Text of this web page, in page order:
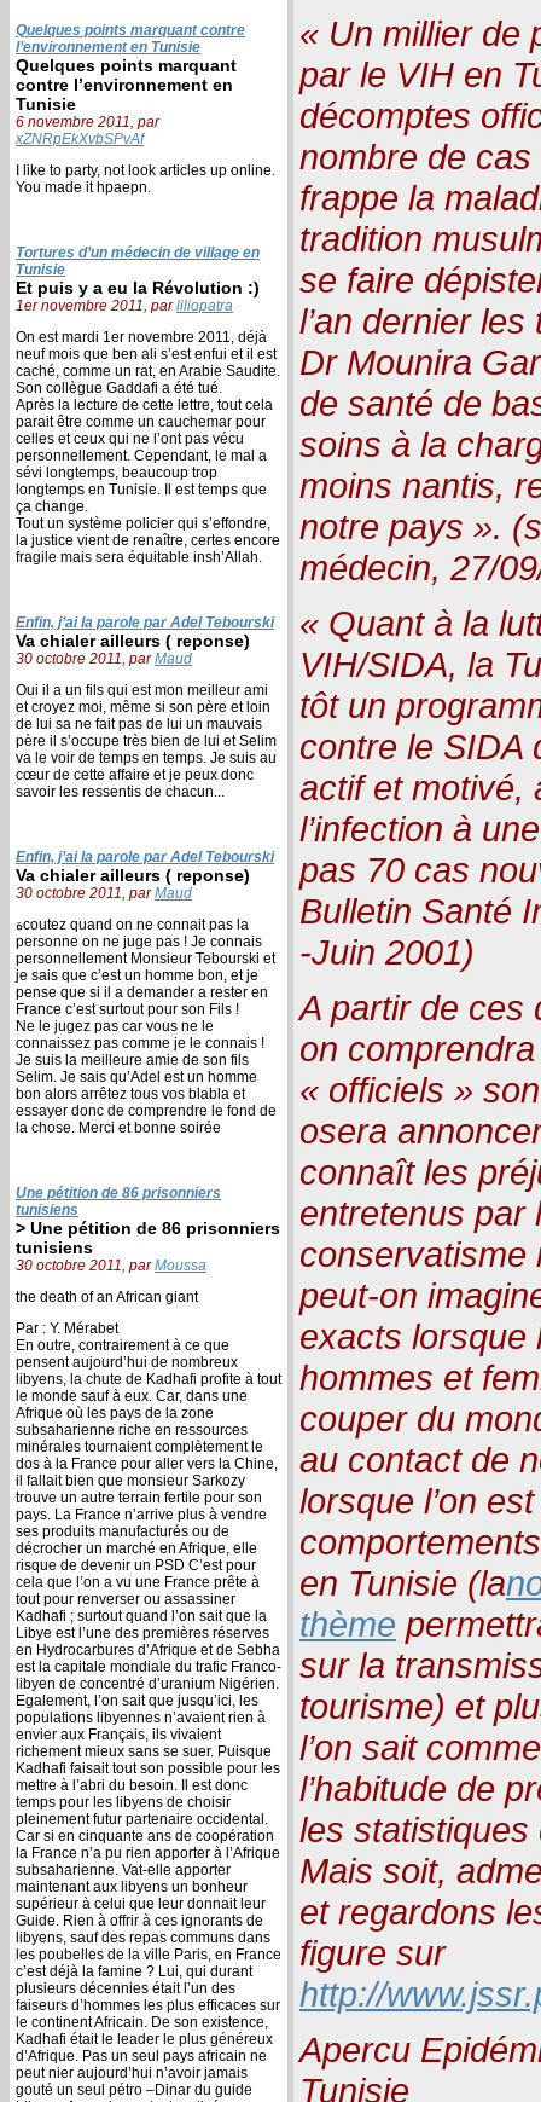
Quelques points marquant contre
l’environnement en Tunisie
Quelques points marquant
contre l’environnement en
Tunisie
6 novembre 2011, par
xZNRpEkXvbSPvAf
I like to party, not look articles up online.
You made it hpaepn.
Tortures d’un médecin de village en
Tunisie
Et puis y a eu la Révolution :)
1er novembre 2011, parliliopatra
On est mardi 1er novembre 2011, déjà
neuf mois que ben ali s’est enfui et il est
caché, comme un rat, en Arabie Saudite.
Son collègue Gaddafi a été tué.
Après la lecture de cette lettre, tout cela
parait être comme un cauchemar pour
celles et ceux qui ne l’ont pas vécu
personnellement. Cependant, le mal a
sévi longtemps, beaucoup trop
longtemps en Tunisie. Il est temps que
ça change.
Tout un système policier qui s’effondre,
la justice vient de renaître, certes encore
fragile mais sera équitable insh’Allah.
Enfin, j’ai la parole par Adel Tebourski
Va chialer ailleurs ( reponse)
30 octobre 2011, parMaud
Oui il a un fils qui est mon meilleur ami
et croyez moi, même si son père et loin
de lui sa ne fait pas de lui un mauvais
père il s’occupe très bien de lui et Selim
va le voir de temps en temps. Je suis au
cœur de cette affaire et je peux donc
savoir les ressentis de chacun...
Enfin, j’ai la parole par Adel Tebourski
Va chialer ailleurs ( reponse)
30 octobre 2011, parMaud
ةcoutez quand on ne connait pas la
personne on ne juge pas ! Je connais
personnellement Monsieur Tebourski et
je sais que c’est un homme bon, et je
pense que si il a demander a rester en
France c’est surtout pour son Fils !
Ne le jugez pas car vous ne le
connaissez pas comme je le connais !
Je suis la meilleure amie de son fils
Selim. Je sais qu’Adel est un homme
bon alors arrêtez tous vos blabla et
essayer donc de comprendre le fond de
la chose. Merci et bonne soirée
Une pétition de 86 prisonniers
tunisiens
> Une pétition de 86 prisonniers
tunisiens
30 octobre 2011, parMoussa
the death of an African giant
Par : Y. Mérabet
En outre, contrairement à ce que
pensent aujourd’hui de nombreux
libyens, la chute de Kadhafi profite à tout
le monde sauf à eux. Car, dans une
Afrique où les pays de la zone
subsaharienne riche en ressources
minérales tournaient complètement le
dos à la France pour aller vers la Chine,
il fallait bien que monsieur Sarkozy
trouve un autre terrain fertile pour son
pays. La France n’arrive plus à vendre
ses produits manufacturés ou de
décrocher un marché en Afrique, elle
risque de devenir un PSD C’est pour
cela que l’on a vu une France prête à
tout pour renverser ou assassiner
Kadhafi ; surtout quand l’on sait que la
Libye est l’une des premières réserves
en Hydrocarbures d’Afrique et de Sebha
est la capitale mondiale du trafic Franco-
libyen de concentré d’uranium Nigérien.
Egalement, l’on sait que jusqu’ici, les
populations libyennes n’avaient rien à
envier aux Français, ils vivaient
richement mieux sans se suer. Puisque
Kadhafi faisait tout son possible pour les
mettre à l’abri du besoin. Il est donc
temps pour les libyens de choisir
pleinement futur partenaire occidental.
Car si en cinquante ans de coopération
la France n’a pu rien apporter à l’Afrique
subsaharienne. Vat-elle apporter
maintenant aux libyens un bonheur
supérieur à celui que leur donnait leur
Guide. Rien à offrir à ces ignorants de
libyens, sauf des repas communs dans
les poubelles de la ville Paris, en France
c’est déjà la famine ? Lui, qui durant
plusieurs décennies était l’un des
faiseurs d’hommes les plus efficaces sur
le continent Africain. De son existence,
Kadhafi était le leader le plus généreux
d’Afrique. Pas un seul pays africain ne
peut nier aujourd’hui n’avoir jamais
gouté un seul pétro –Dinar du guide
« Un millier de
par le VIH en
décomptes
nombre de
frappe la
tradition
se faire
l’an dernier
Dr Mounira
de santé de
soins à la
moins nantis,
notre pays ».
médecin, 27/
« Quant à la
VIH/SIDA, la
tôt un
contre le SIDA
actif et motivé,
l’infection à
pas 70 cas
Bulletin Santé
-Juin 2001)
A partir de ces
on
« officiels »
osera
connaît les
entretenus par
conservatisme
peut-on
exacts lorsque
hommes et
couper du
au contact de
lorsque l’on
en Tunisie (la
thème
sur la
tourisme) et
l’on sait
l’habitude de
les
Mais soit,
et regardons
figure sur
http://
Apercu
Tunisie